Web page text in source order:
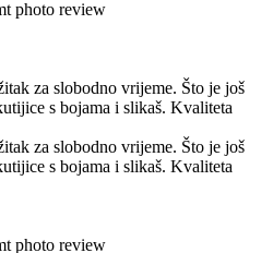
za slobodno vrijeme. Što je još
s bojama i slikaš. Kvaliteta
za slobodno vrijeme. Što je još
s bojama i slikaš. Kvaliteta